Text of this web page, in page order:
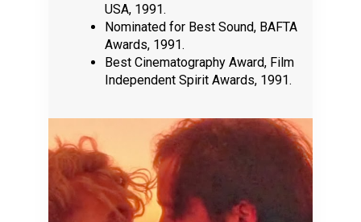
USA, 1991.
Nominated for Best Sound, BAFTA
Awards, 1991.
Best Cinematography Award, Film
Independent Spirit Awards, 1991.